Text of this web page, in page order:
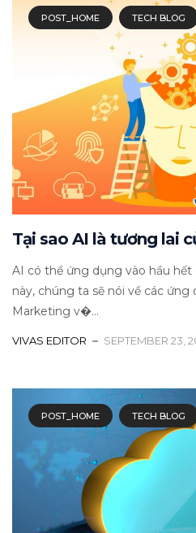
POST_HOME TECH BLOG
Tại sao AI là tương lai
AI có thể ứng dụng vào hầu hết
này, chúng ta sẽ nói về các
Marketing v�...
VIVAS EDITOR SEPTEMBER 23,
POST_HOME TECH BLOG